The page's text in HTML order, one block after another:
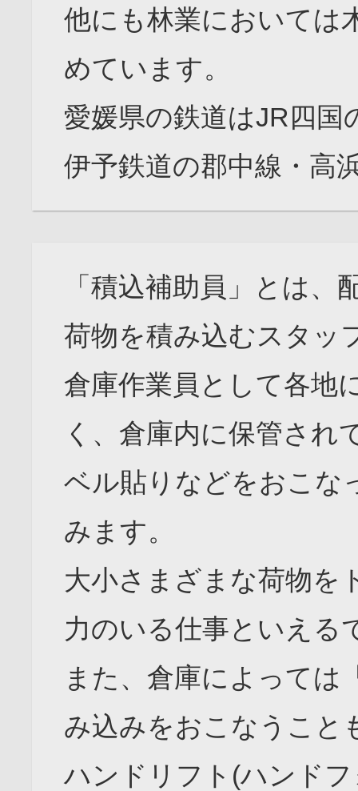
他にも林業においては
めています。
愛媛県の鉄道はJR四国
伊予鉄道の郡中線・高
「積込補助員」とは
荷物を積み込むスタッ
倉庫作業員として各地
く、倉庫内に保管さ
ベル貼りなどをおこな
みます。
大小さまざまな荷物を
力のいる仕事といえる
また、倉庫によっては
み込みをおこなうこと
ハンドリフト(ハンド